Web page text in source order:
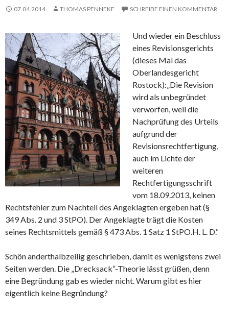
07.04.2014 THOMAS PENNEKE SCHREIBE EINEN KOMMENTAR
Und wieder ein Beschluss
eines Revisionsgerichts
(dieses Mal das
Oberlandesgericht
Rostock):„Die Revision
wird als unbegründet
verworfen, weil die
Nachprüfung des Urteils
aufgrund der
Revisionsrechtfertigung,
auch im Lichte der
weiteren
Rechtfertigungsschrift
vom 18.09.2013, keinen
Rechtsfehler zum Nachteil des Angeklagten ergeben hat (§
349 Abs. 2 und 3 StPO). Der Angeklagte trägt die Kosten
seines Rechtsmittels gemäß § 473 Abs. 1 Satz 1 StPO.H. L. D.“
Schön anderthalbzeilig geschrieben, damit es wenigstens zwei
Seiten werden. Die „Drecksack“-Theorie lässt grüßen, denn
eine Begründung gab es wieder nicht. Warum gibt es hier
eigentlich keine Begründung?